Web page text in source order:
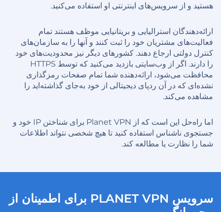
هستید و از سرویس‌های اینترنتی او استفاده می‌کنید.
ارائه‌دهندگان استرالیایی و بریتانیایی موظف هستند تمام
فعالیت‌های مشتریان خود را ثبت کنند و آنها را به سازمان‌های
کنترل دولتی ارجاع دهند. کشورهای دیگر نیز محدودیت‌های خود
را دارند. اگر از وب‌سایتی بازدید می‌کنید که توسط HTTPS
محافظت می‌شود، ارائه‌دهنده شما تمام صفحات رمزگذاری
نشده‌ای که در آن ردپای دیجیتالی از خود به‌جای گذاشته‌اید را
مشاهده می‌کند.
اما راه‌حل این است که از Planet VPN برای شناختن IP خود و
جستجوی ناشناس استفاده کنید تا هیچ شخصی نتواند اطلاعات
شما را نظارت یا مطالعه کند.
سرویس PLANET VPN برای اطمینان از